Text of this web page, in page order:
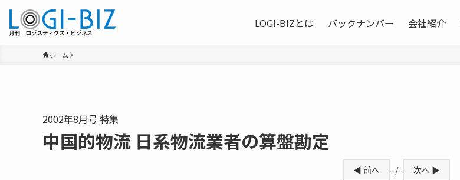
LOGI-BIZとは バックナンバー 会社紹介
ホーム
2002年8月号 特集
中国的物流 日系物流業者の算盤勘定
◀ 前へ - / - 次へ ▶